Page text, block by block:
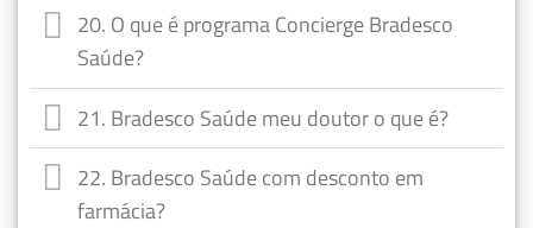
20. O que é programa Concierge Bradesco
Saúde?
21. Bradesco Saúde meu doutor o que é?
22. Bradesco Saúde com desconto em
farmácia?